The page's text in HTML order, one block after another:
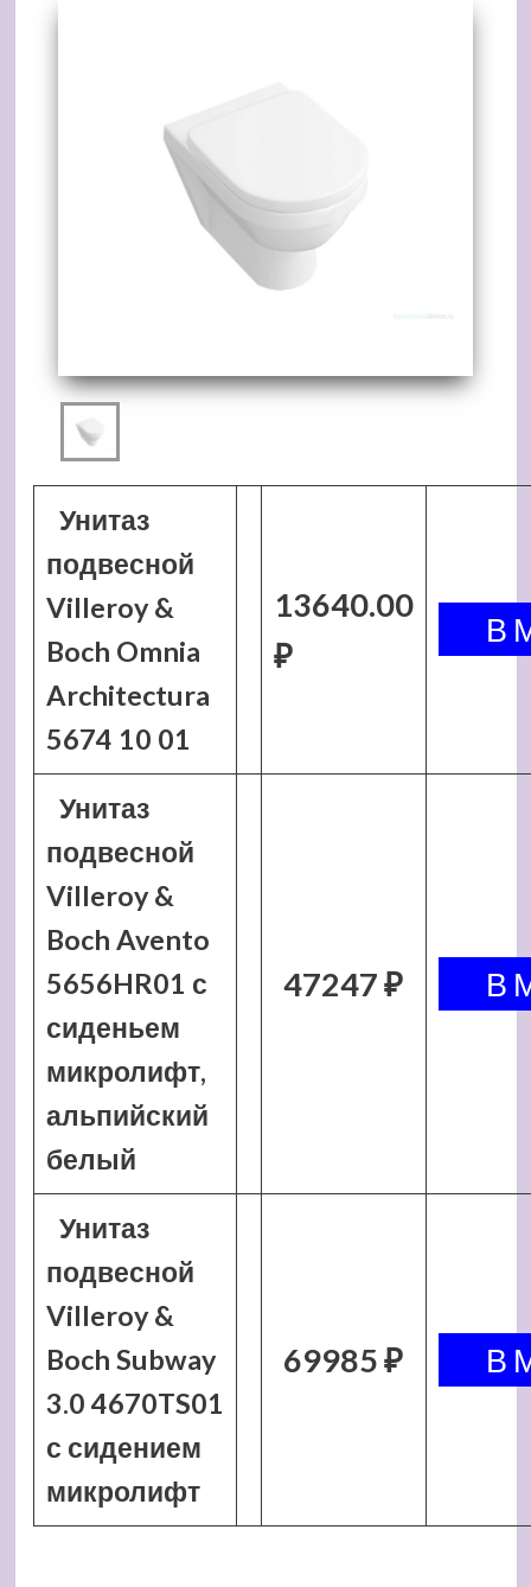
Унитаз
подвесной
Villeroy &
Boch Omnia
Architectura
5674 10 01
13640.00
₽
Унитаз
подвесной
Villeroy &
Boch Avento
5656HR01 с
сиденьем
микролифт,
альпийский
белый
47247 ₽
Унитаз
подвесной
Villeroy &
Boch Subway
3.0 4670TS01
с сидением
микролифт
69985 ₽